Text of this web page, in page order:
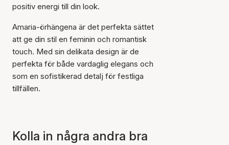
positiv energi till din look.
Amaria-örhängena är det perfekta sättet
att ge din stil en feminin och romantisk
touch. Med sin delikata design är de
perfekta för både vardaglig elegans och
som en sofistikerad detalj för festliga
tillfällen.
Kolla in några andra bra